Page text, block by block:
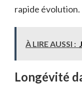
rapide évolution.
À LIRE AUSSI :
Longévité